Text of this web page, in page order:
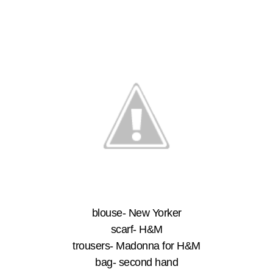
blouse- New Yorker
scarf- H&M
trousers- Madonna for H&M
bag- second hand